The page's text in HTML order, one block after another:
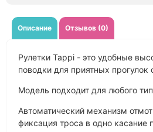
Описание Отзывов (0)
Рулетки Tappi - это удобные
поводки для приятных
Модель подходит для любого
Автоматический механизм
фиксация троса в одно касание